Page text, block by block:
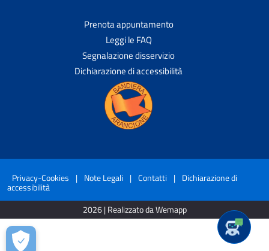
Prenota appuntamento
Leggi le FAQ
Segnalazione disservizio
Dichiarazione di accessibilità
Privacy-Cookies | Note Legali | Contatti | Dichiarazione di
accessibilità
2026 | Realizzato da Wemapp